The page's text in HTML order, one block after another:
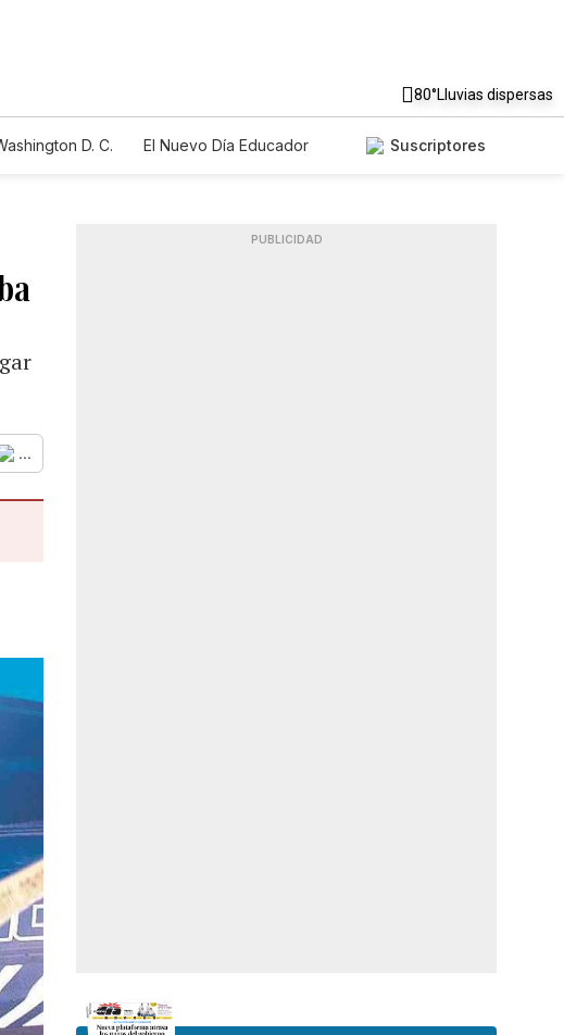
80°Lluvias dispersas
D. C.
El Nuevo Día Educador
Suscriptores
...
PUBLICIDAD